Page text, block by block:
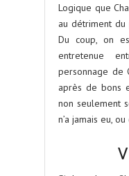
Logique que
au détriment
Du coup, on
entretenue
personnage de
après de bons
non seulement
n’a jamais eu,